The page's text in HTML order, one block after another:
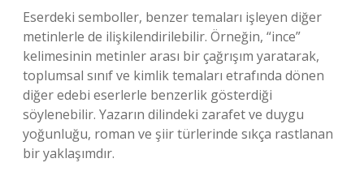
Eserdeki semboller, benzer temaları işleyen diğer
metinlerle de ilişkilendirilebilir. Örneğin, “ince”
kelimesinin metinler arası bir çağrışım yaratarak,
toplumsal sınıf ve kimlik temaları etrafında dönen
diğer edebi eserlerle benzerlik gösterdiği
söylenebilir. Yazarın dilindeki zarafet ve duygu
yoğunluğu, roman ve şiir türlerinde sıkça rastlanan
bir yaklaşımdır.